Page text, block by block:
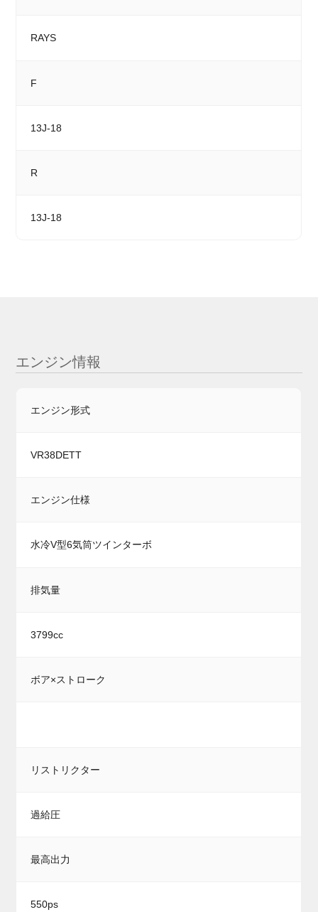
RAYS
F
13J-18
R
13J-18
エンジン情報
エンジン形式
VR38DETT
エンジン仕様
水冷V型6気筒ツインターボ
排気量
3799cc
ボア×ストローク
リストリクター
過給圧
最高出力
550ps